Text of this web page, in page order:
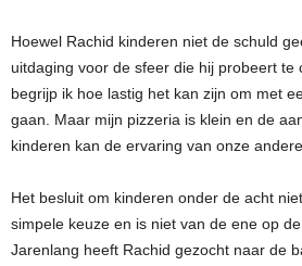
Hoewel Rachid kinderen niet de schuld
uitdaging voor de sfeer die hij probeert te
begrijp ik hoe lastig het kan zijn om met
gaan. Maar mijn pizzeria is klein en de
kinderen kan de ervaring van onze
Het besluit om kinderen onder de acht
simpele keuze en is niet van de ene op
Jarenlang heeft Rachid gezocht naar de